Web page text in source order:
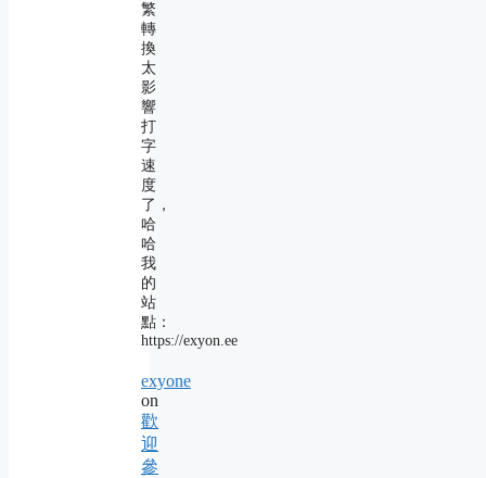
繁
轉
換
太
影
響
打
字
速
度
了，
哈
哈
我
的
站
點：
https://exyon.ee
exyone
on
歡
迎
參